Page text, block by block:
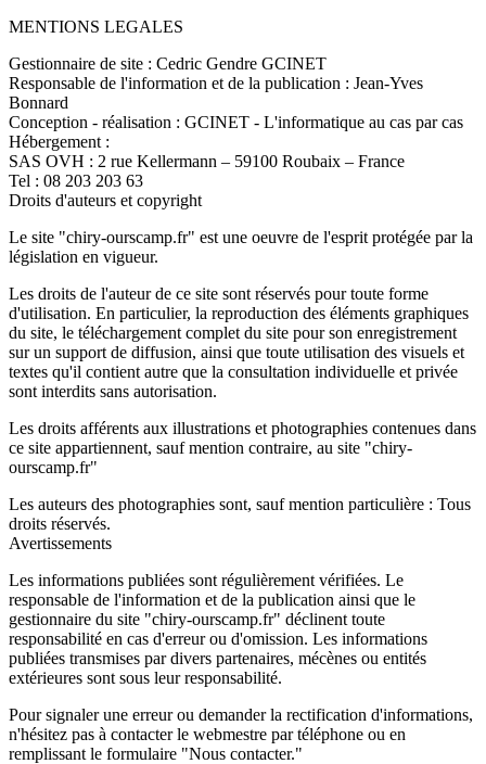
MENTIONS LEGALES
Gestionnaire de site : Cedric Gendre GCINET
Responsable de l'information et de la publication : Jean-Yves
Bonnard
Conception - réalisation : GCINET - L'informatique au cas par cas
Hébergement :
SAS OVH : 2 rue Kellermann – 59100 Roubaix – France
Tel : 08 203 203 63
Droits d'auteurs et copyright
Le site "chiry-ourscamp.fr" est une oeuvre de l'esprit protégée par la
législation en vigueur.
Les droits de l'auteur de ce site sont réservés pour toute forme
d'utilisation. En particulier, la reproduction des éléments graphiques
du site, le téléchargement complet du site pour son enregistrement
sur un support de diffusion, ainsi que toute utilisation des visuels et
textes qu'il contient autre que la consultation individuelle et privée
sont interdits sans autorisation.
Les droits afférents aux illustrations et photographies contenues dans
ce site appartiennent, sauf mention contraire, au site "chiry-
ourscamp.fr"
Les auteurs des photographies sont, sauf mention particulière : Tous
droits réservés.
Avertissements
Les informations publiées sont régulièrement vérifiées. Le
responsable de l'information et de la publication ainsi que le
gestionnaire du site "chiry-ourscamp.fr" déclinent toute
responsabilité en cas d'erreur ou d'omission. Les informations
publiées transmises par divers partenaires, mécènes ou entités
extérieures sont sous leur responsabilité.
Pour signaler une erreur ou demander la rectification d'informations,
n'hésitez pas à contacter le webmestre par téléphone ou en
remplissant le formulaire "Nous contacter."